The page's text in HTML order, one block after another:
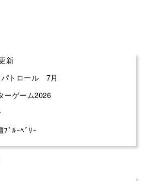
新
トロール 7月
ーゲーム2026
ﾞﾙｰﾍﾞﾘｰ